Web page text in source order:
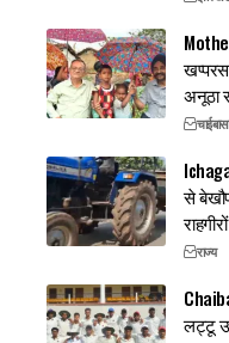
अनूठा
चाईबासा
से
राज्य
लट्टू